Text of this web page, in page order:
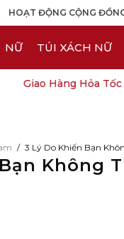
HOẠT ĐỘNG CỘNG
NỮ TÚI XÁCH NỮ
Giao Hàng Hỏa Tốc
/ 3 Lý Do Khiến Bạn
Không